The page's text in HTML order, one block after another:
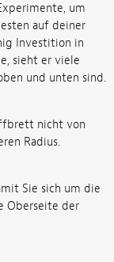
um
auf deiner
Investition in
sieht er viele
und unten sind.
nicht von
Radius.
Sie sich um die
Oberseite der